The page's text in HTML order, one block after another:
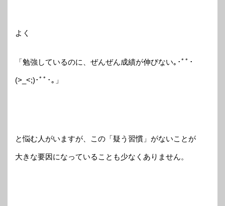
よく
「勉強しているのに、ぜんぜん成績が伸びない｡･ﾟﾟ･
(>_<;)･ﾟﾟ･｡」
と悩む人がいますが、この「疑う習慣」がないことが
大きな要因になっていることも少なくありません。